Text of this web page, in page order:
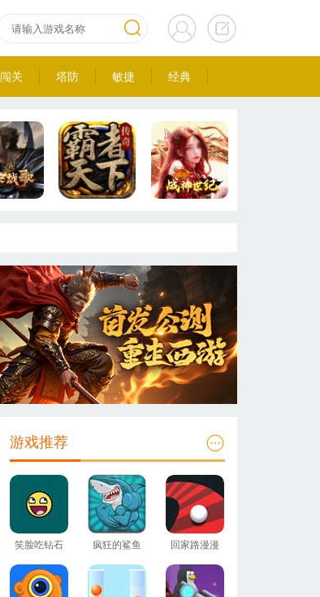
闯关 塔防 敏捷 经典
游戏推荐
笑脸吃钻石 疯狂的鲨鱼 回家路漫漫